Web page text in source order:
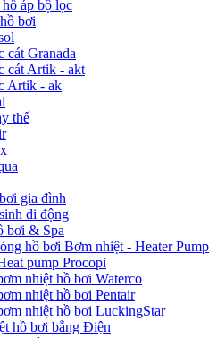
áp bộ lọc
bơi
cát Granada
cát Artik - akt
Artik - ak
thế
gia đình
di động
bơi & Spa
hồ bơi Bơm nhiệt - Heater Pump
pump Procopi
nhiệt hồ bơi Waterco
nhiệt hồ bơi Pentair
nhiệt hồ bơi LuckingStar
hồ bơi bằng Điện